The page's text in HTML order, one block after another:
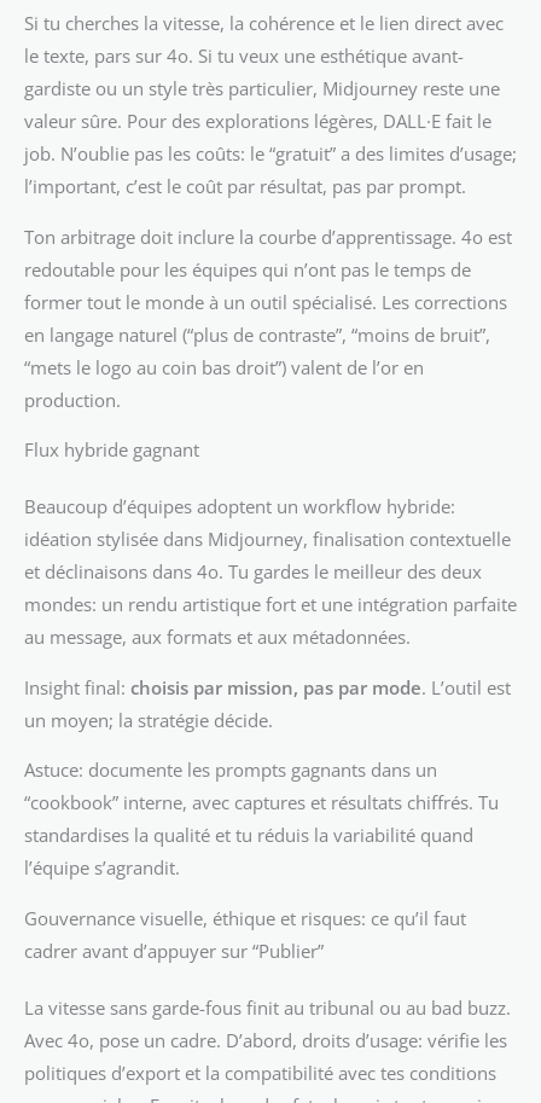
Si tu cherches la vitesse, la cohérence et le lien direct avec
le texte, pars sur 4o. Si tu veux une esthétique avant-
gardiste ou un style très particulier, Midjourney reste une
valeur sûre. Pour des explorations légères, DALL·E fait le
job. N’oublie pas les coûts: le “gratuit” a des limites d’usage;
l’important, c’est le coût par résultat, pas par prompt.
Ton arbitrage doit inclure la courbe d’apprentissage. 4o est
redoutable pour les équipes qui n’ont pas le temps de
former tout le monde à un outil spécialisé. Les corrections
en langage naturel (“plus de contraste”, “moins de bruit”,
“mets le logo au coin bas droit”) valent de l’or en
production.
Flux hybride gagnant
Beaucoup d’équipes adoptent un workflow hybride:
idéation stylisée dans Midjourney, finalisation contextuelle
et déclinaisons dans 4o. Tu gardes le meilleur des deux
mondes: un rendu artistique fort et une intégration parfaite
au message, aux formats et aux métadonnées.
Insight final: choisis par mission, pas par mode. L’outil est
un moyen; la stratégie décide.
Astuce: documente les prompts gagnants dans un
“cookbook” interne, avec captures et résultats chiffrés. Tu
standardises la qualité et tu réduis la variabilité quand
l’équipe s’agrandit.
Gouvernance visuelle, éthique et risques: ce qu’il faut
cadrer avant d’appuyer sur “Publier”
La vitesse sans garde-fous finit au tribunal ou au bad buzz.
Avec 4o, pose un cadre. D’abord, droits d’usage: vérifie les
politiques d’export et la compatibilité avec tes conditions